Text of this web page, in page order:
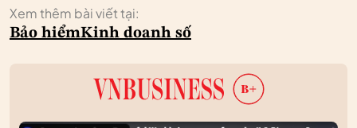
Xem thêm bài viết tại:
Bảo hiểmKinh doanh số